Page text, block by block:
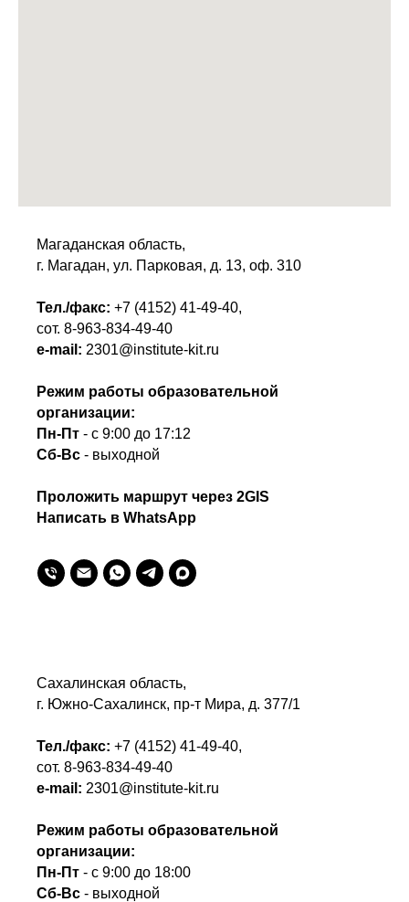
Магаданская область,
г. Магадан, ул. Парковая, д. 13, оф. 310
Тел./факс: +7 (4152) 41-49-40,
сот. 8-963-834-49-40
e-mail: 2301@institute-kit.ru
Режим работы образовательной
организации:
Пн-Пт - с 9:00 до 17:12
Сб-Вс - выходной
Проложить маршрут через 2GIS
Написать в WhatsApp
Сахалинская область,
г. Южно-Сахалинск, пр-т Мира, д. 377/1
Тел./факс: +7 (4152) 41-49-40,
сот. 8-963-834-49-40
e-mail: 2301@institute-kit.ru
Режим работы образовательной
организации:
Пн-Пт - с 9:00 до 18:00
Сб-Вс - выходной